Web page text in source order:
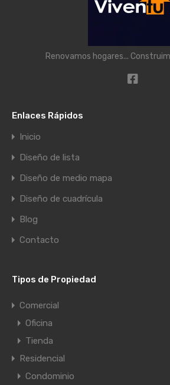
Renovamos hogares...
Enlaces Rápidos
Inicio
Diseño de lista
Diseño de medio mapa
Diseño de cuadrícula
Blog
Contacto
Tipos de Propiedad
Comercial
Oficina
Tienda
Residencial
Condominio